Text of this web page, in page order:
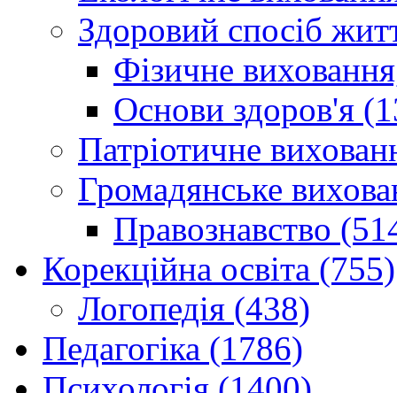
Здоровий спосіб
Фізичне
Основи здоров'я
Патріотичне
Громадянське
Правознавство
Корекційна освіта (755)
Логопедія (438)
Педагогіка (1786)